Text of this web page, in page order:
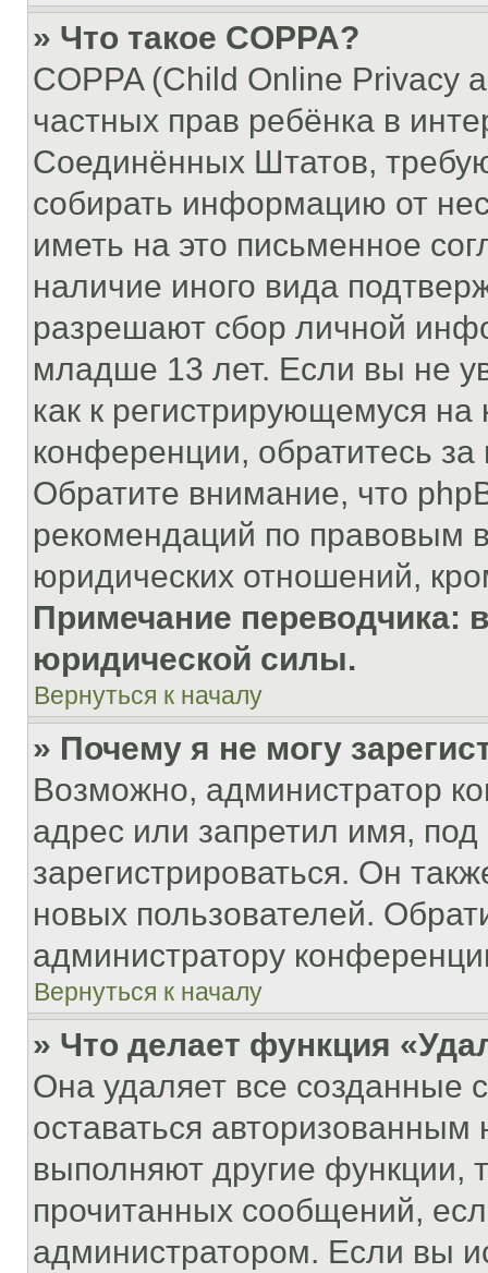
» Что такое COPPA?
COPPA (Child Online Privacy
частных прав ребёнка в
Соединённых Штатов,
собирать информацию от
иметь на это письменное
наличие иного вида
разрешают сбор личной
младше 13 лет. Если вы не
как к регистрирующемуся
конференции, обратитесь
Обратите внимание, что
рекомендаций по правовым
юридических отношений,
Примечание переводчика:
юридической силы.
Вернуться к началу
» Почему я не могу
Возможно, администратор
адрес или запретил имя,
зарегистрироваться. Он
новых пользователей.
администратору
Вернуться к началу
» Что делает функция
Она удаляет все созданные
оставаться
выполняют другие функции,
прочитанных сообщений,
администратором. Если вы